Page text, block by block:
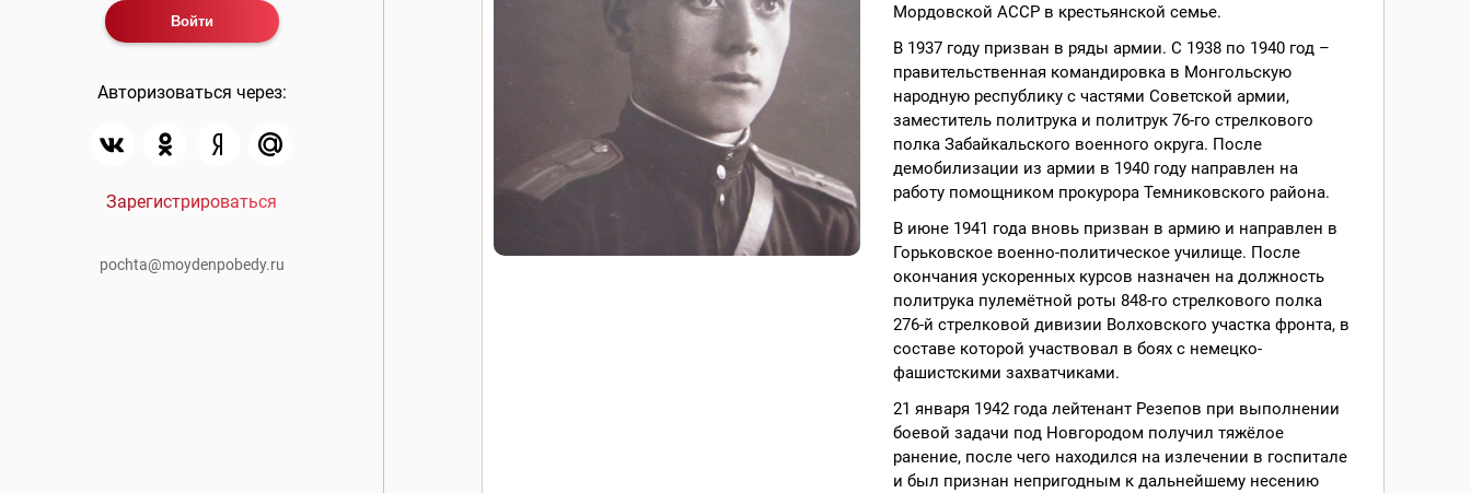
Авторизоваться через:
Зарегистрироваться
pochta@moydenpobedy.ru
Мордовской АССР в крестьянской семье.
В 1937 году призван в ряды армии. С 1938 по 1940 год –
правительственная командировка в Монгольскую
народную республику с частями Советской армии,
заместитель политрука и политрук 76-го стрелкового
полка Забайкальского военного округа. После
демобилизации из армии в 1940 году направлен на
работу помощником прокурора Темниковского района.
В июне 1941 года вновь призван в армию и направлен в
Горьковское военно-политическое училище. После
окончания ускоренных курсов назначен на должность
политрука пулемётной роты 848-го стрелкового полка
276-й стрелковой дивизии Волховского участка фронта, в
составе которой участвовал в боях с немецко-
фашистскими захватчиками.
21 января 1942 года лейтенант Резепов при выполнении
боевой задачи под Новгородом получил тяжёлое
ранение, после чего находился на излечении в госпитале
и был признан непригодным к дальнейшему несению